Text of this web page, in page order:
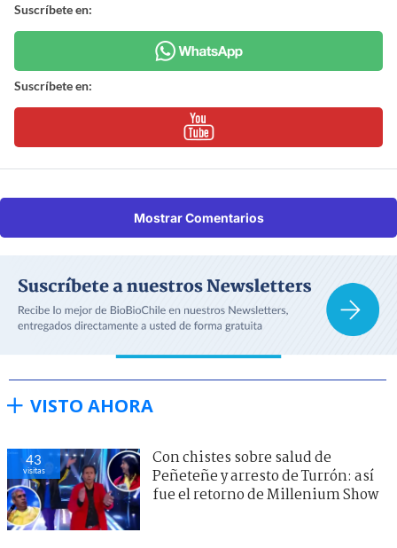
Suscríbete en:
Suscríbete en:
Mostrar Comentarios
VISTO AHORA
43
visitas
Con chistes sobre salud de
Peñeteñe y arresto de Turrón: así
fue el retorno de Millenium Show